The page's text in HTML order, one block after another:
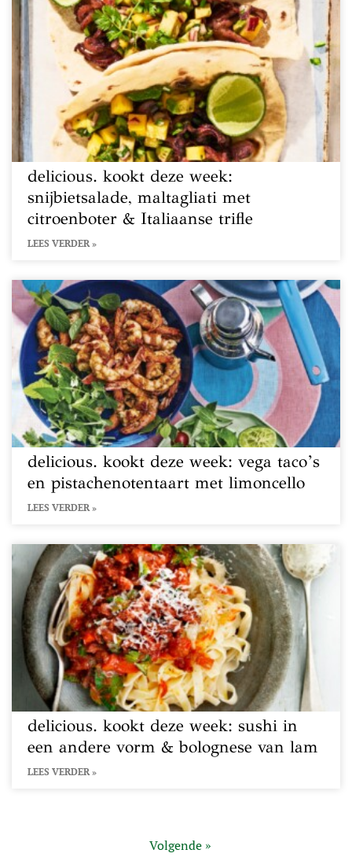
delicious. kookt deze week:
snijbietsalade, maltagliati met
citroenboter & Italiaanse trifle
LEES VERDER »
delicious. kookt deze week: vega taco’s
en pistachenotentaart met limoncello
LEES VERDER »
delicious. kookt deze week: sushi in
een andere vorm & bolognese van lam
LEES VERDER »
Volgende »